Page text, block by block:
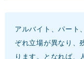
アルバイト、パート
ぞれ立場が異なり、
ります。となれば、